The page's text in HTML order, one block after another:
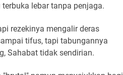
lebar tanpa penjaga.
rezekinya mengalir deras
tifus, tapi tabungannya
Sahabat tidak sendirian.